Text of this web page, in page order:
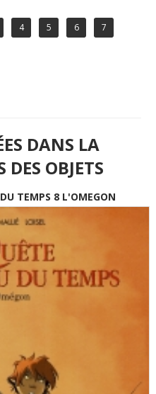
4 5 6
7
DANS LA
DES OBJETS
TEMPS 8 L'OMEGON